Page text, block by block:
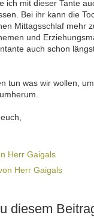
ich mit dieser Tante
Bei ihr kann die
Mittagsschlaf mehr
und
auch schon
tun was wir wollen,
Herr Gaigals
Herr Gaigals
diesem